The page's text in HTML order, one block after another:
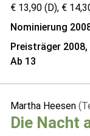
€ 13,90 (D), €
Nominierung
Preisträger
Ab 13
Martha Heesen
Die Nacht